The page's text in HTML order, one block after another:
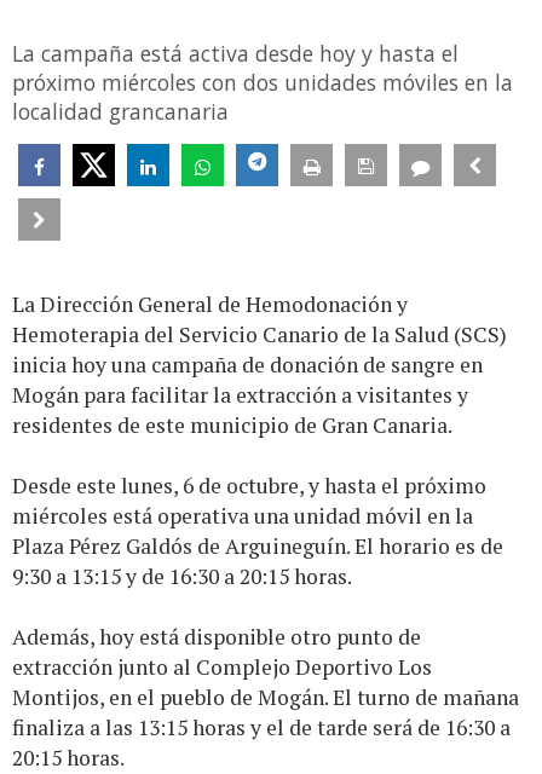
La campaña está activa desde hoy y hasta el
próximo miércoles con dos unidades móviles en la
localidad grancanaria
La Dirección General de Hemodonación y
Hemoterapia del Servicio Canario de la Salud (SCS)
inicia hoy una campaña de donación de sangre en
Mogán para facilitar la extracción a visitantes y
residentes de este municipio de Gran Canaria.
Desde este lunes, 6 de octubre, y hasta el próximo
miércoles está operativa una unidad móvil en la
Plaza Pérez Galdós de Arguineguín. El horario es de
9:30 a 13:15 y de 16:30 a 20:15 horas.
Además, hoy está disponible otro punto de
extracción junto al Complejo Deportivo Los
Montijos, en el pueblo de Mogán. El turno de mañana
finaliza a las 13:15 horas y el de tarde será de 16:30 a
20:15 horas.